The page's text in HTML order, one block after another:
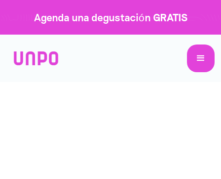
Agenda una degustación GRATIS